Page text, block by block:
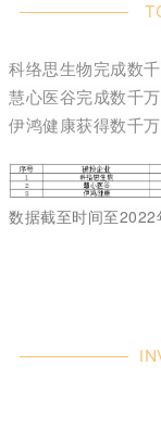
科络思生物完成数
慧心医谷完成数千
伊鸿健康获得数千
数据截至时间至2022